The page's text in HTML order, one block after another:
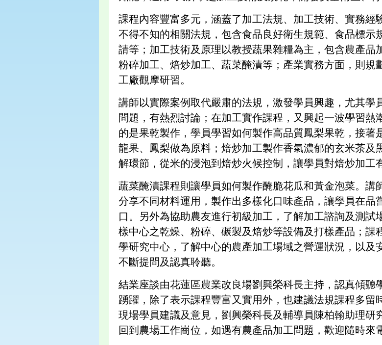
課程內容豐富多元，涵蓋了加工法規、加工技術、實務經
不得不知的相關法規，包含食品良好衛生規範、食品標示
請等；加工技術及原理以教授蔬果雜糧為主，包含農產品
粉碎加工、焙炒加工、蔬菜醃漬等；產業實務方面，則規
工廠觀摩研習。
講師以實際案例取代嚴肅的法規，激發學員興趣，尤其學
問題，有熱烈討論；在加工實作課程，又興起一波學習熱
的是果乾製作，學員學習如何製作高品質鳳梨果乾，接著
龍果、鳳梨做為原料；焙炒加工製作香氣濃郁的玄米茶及
解環節，從米的浸泡到焙炒火候控制，讓學員對焙炒加工
蔬菜醃漬課程則讓學員如何製作醃脆花瓜和黃金泡菜。講
分享不同材料運用，製作出多樣化口味產品，讓學員在品
口。另外為協助農友進行初級加工，了解加工諮詢及測試
樣中心之乾燥、粉碎、碾製及焙炒等設備及打樣產品；課
學研究中心，了解中心的農產加工場域之營運狀況，以及
不斷提問及認真聆聽。
結業座談由花蓮區農業改良場劉興榮科長主持，認真傾聽
踴躍，除了表示課程豐富又實用外，也建議法規課程多留
現場學員建議及意見，劉興榮科長及輔導員陳柏翰助理研
回到農場工作崗位，如遇有農產品加工問題，歡迎隨時來